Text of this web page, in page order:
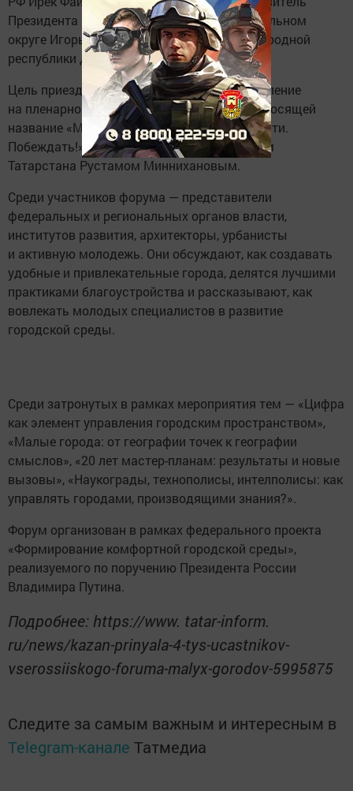
Президента России в Приволжском федеральном
округе Игорь Комаров и глава Донецкой народной
республики Денис Пушилин.
Цель приезда Премьер-министра — выступление
на пленарной сессии юбилейного форума, носящей
название «Малые города: Вдохновлять. Расти.
Побеждать!». Также он встретился с Раисом
Татарстана Рустамом Миннихановым.
Среди участников форума — представители
федеральных и региональных органов власти,
институтов развития, архитекторы, урбанисты
и активную молодежь. Они обсуждают, как создавать
удобные и привлекательные города, делятся лучшими
практиками благоустройства и рассказывают, как
вовлекать молодых специалистов в развитие
городской среды.
Среди затронутых в рамках мероприятия тем — «Цифра
как элемент управления городским пространством»,
«Малые города: от географии точек к географии
смыслов», «20 лет мастер-планам: результаты и новые
вызовы», «Наукограды, технополисы, интелполисы: как
управлять городами, производящими знания?».
Форум организован в рамках федерального проекта
«Формирование комфортной городской среды»,
реализуемого по поручению Президента России
Владимира Путина.
Подробнее: https://www. tatar-inform.
ru/news/kazan-prinyala-4-tys-ucastnikov-
vserossiiskogo-foruma-malyx-gorodov-5995875
Следите за самым важным и интересным в
Telegram-канале Татмедиа